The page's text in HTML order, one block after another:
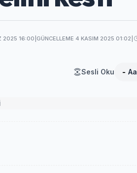
2025 16:00 GÜNCELLEME 4 KASIM 2025 01:02
Sesli Oku - Aa